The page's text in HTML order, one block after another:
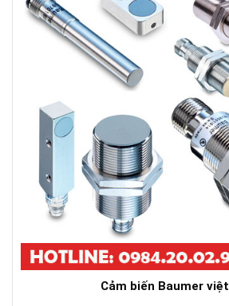
Cảm biến Baumer